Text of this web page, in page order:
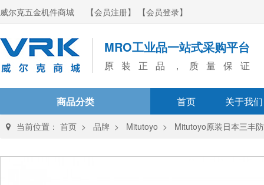
威尔克五金机件商城 【会员注册】 【会员登录】
MRO工业品一站式采购平台
原装正品，质量保证
商品分类 首页 关于我们
当前位置： 首页 > 品牌 > Mitutoyo > Mitutoyo原装日本三丰